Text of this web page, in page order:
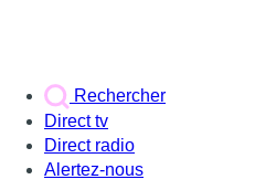
Rechercher
Direct tv
Direct radio
Alertez-nous